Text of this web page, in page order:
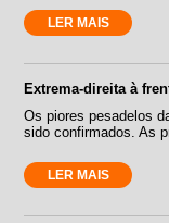
LER MAIS
Extrema-direita à
Os piores pesadelos
sido confirmados. As
LER MAIS